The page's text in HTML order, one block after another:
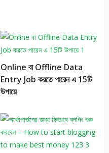
Online বা Offline Data
Entry Job করতে পারেন এ 15টি
উপায়ে